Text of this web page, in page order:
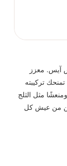
آيس. معزز
تركيبته
مثل الثلج
من عيش كل